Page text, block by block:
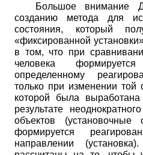
Большое внимание
созданию метода для
состояния, который
«фиксированной
в том, что при
человека
определенному
только при изменении той
которой была
результате
объектов
формируется
направлении